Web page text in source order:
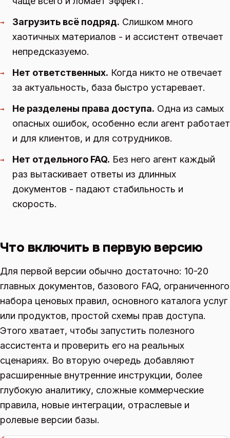
→ Загрузить всё подряд. Слишком много
хаотичных материалов - и ассистент отвечает
непредсказуемо.
→ Нет ответственных. Когда никто не отвечает
за актуальность, база быстро устаревает.
→ Не разделены права доступа. Одна из самых
опасных ошибок, особенно если агент работает
и для клиентов, и для сотрудников.
→ Нет отдельного FAQ. Без него агент каждый
раз вытаскивает ответы из длинных
документов - падают стабильность и
скорость.
Что включить в первую версию
Для первой версии обычно достаточно: 10-20
главных документов, базового FAQ, ограниченного
набора ценовых правил, основного каталога услуг
или продуктов, простой схемы прав доступа.
Этого хватает, чтобы запустить полезного
ассистента и проверить его на реальных
сценариях. Во вторую очередь добавляют
расширенные внутренние инструкции, более
глубокую аналитику, сложные коммерческие
правила, новые интеграции, отраслевые и
ролевые версии базы.